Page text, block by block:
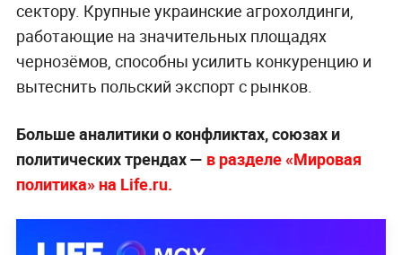
сектору. Крупные украинские агрохолдинги,
работающие на значительных площадях
чернозёмов, способны усилить конкуренцию и
вытеснить польский экспорт с рынков.
Больше аналитики о конфликтах, союзах и
политических трендах — в разделе «Мировая
политика» на Life.ru.